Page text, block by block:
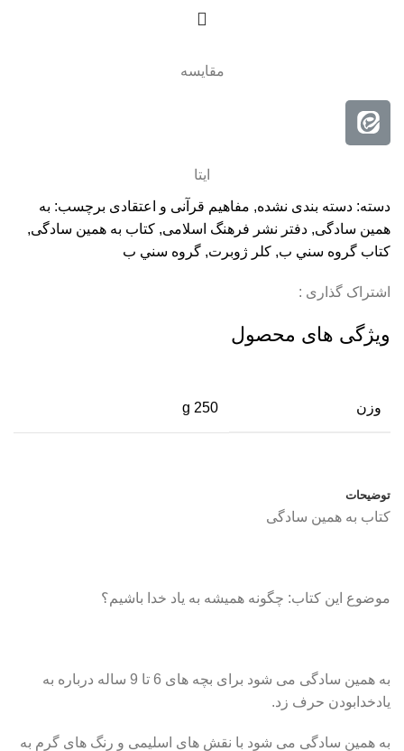
مقایسه
ایتا
دسته: دسته بندی نشده, مفاهیم قرآنی و اعتقادی برچسب: به
همین سادگی, دفتر نشر فرهنگ اسلامی, كتاب به همین سادگی,
كتاب گروه سني ب, كلر ژوبرت, گروه سني ب
اشتراک گذاری :
ویژگی های محصول
وزن 250 g
توضیحات
کتاب به همین سادگی
موضوع این کتاب: چگونه همیشه به یاد خدا باشیم؟
به همین سادگی می شود برای بچه های 6 تا 9 ساله درباره به
یادخدابودن حرف زد.
به همین سادگی می شود با نقش های اسلیمی و رنگ های گرم به